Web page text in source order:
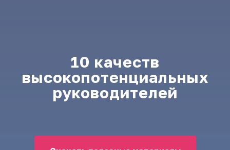
10 качеств
высокопотенциальных
руководителей